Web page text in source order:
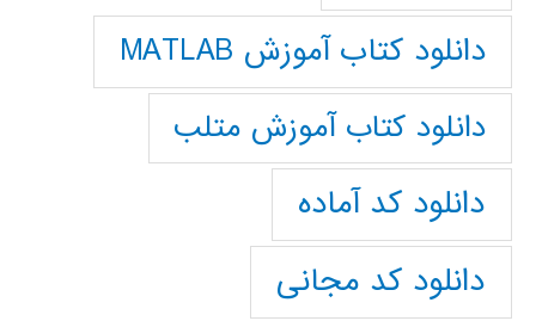
دانلود کتاب آموزش MATLAB
دانلود کتاب آموزش متلب
دانلود کد آماده
دانلود کد مجانی